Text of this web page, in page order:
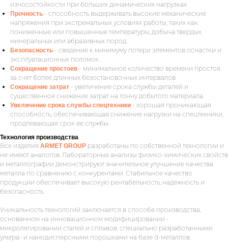
износостойкости при больших динамических нагрузках.
Прочность - способность выдерживать высокие механические
напряжения при экстремальных условиях работы, таких как:
пониженные или повышенные температуры, добыча твердых
минеральных или абразивных пород.
Безопасность - сведение к минимуму потери элементов оснастки и
эксплуатационных поломок.
Сокращение простоев - минимальное количество времени простоя
за счет более длинных безостановочных интервалов.
Сокращение затрат - увеличение срока службы деталей и
существенное снижение затрат на тонну добытого материала.
Увеличение срока службы спецтехники - хорошая проникающая
способность, обеспечивающая снижение нагрузки на спецтехники,
продлевающая срок ее службы.
Технология производства
Все изделия ARMET GROUP разработаны по собственной технологии и
не имеют аналогов. Лабораторные анализы физико-химических свойств
и металлографии демонстрируют значительное улучшение качества
металла по сравнению с конкурентами. Стабильное качество
продукции обеспечивает высокую рентабельность, надежность и
безопасность.
Уникальность технологий заключается в способе производства,
основанном на инновационном модифицировании -
микролегировании сталей и сплавов, специально разработанными
ультра- и нанодисперсными порошками на базе d-металлов.